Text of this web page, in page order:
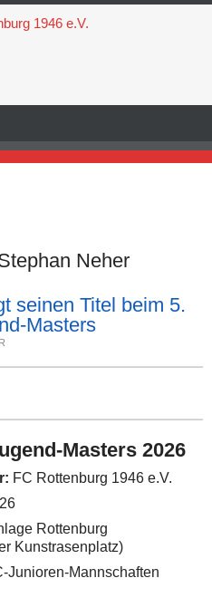
Neher
seinen Titel beim 5.
Masters
Masters 2026
FC Rottenburg 1946 e.V.
Rottenburg
Kunstrasenplatz)
Junioren-Mannschaften